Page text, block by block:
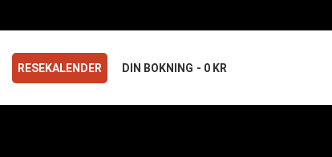
RESEKALENDER DIN BOKNING 0 KR